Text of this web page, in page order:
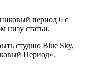
период 6 с
низу статьи.
студию Blue Sky,
Период».